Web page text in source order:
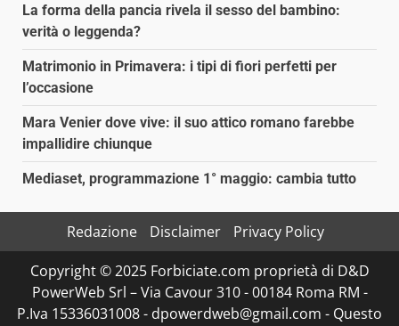
La forma della pancia rivela il sesso del bambino:
verità o leggenda?
Matrimonio in Primavera: i tipi di fiori perfetti per
l’occasione
Mara Venier dove vive: il suo attico romano farebbe
impallidire chiunque
Mediaset, programmazione 1° maggio: cambia tutto
Redazione Disclaimer
Privacy Policy
Copyright © 2025 Forbiciate.com proprietà di D&D
PowerWeb Srl – Via Cavour 310 - 00184 Roma RM -
P.Iva 15336031008 - dpowerdweb@gmail.com - Questo